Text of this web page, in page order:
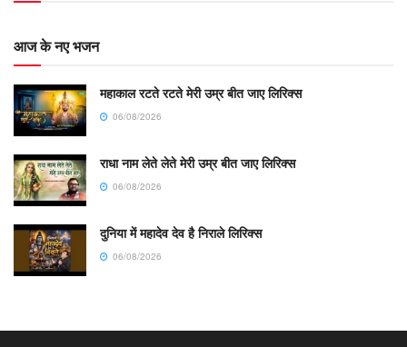
आज के नए भजन
महाकाल रटते रटते मेरी उम्र बीत जाए लिरिक्स
06/08/2026
राधा नाम लेते लेते मेरी उम्र बीत जाए लिरिक्स
06/08/2026
दुनिया में महादेव देव है निराले लिरिक्स
06/08/2026